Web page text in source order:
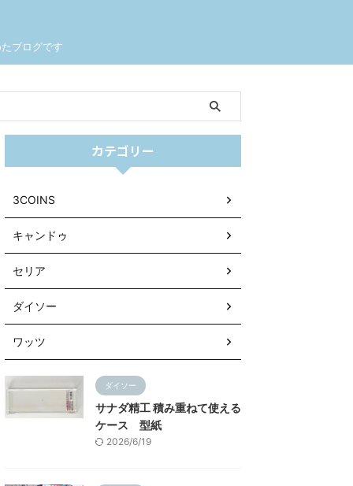
ブログです
カテゴリー
3COINS
キャンドゥ
セリア
ダイソー
ワッツ
ダイソー
サナダ精工 積み重ねて使える
ケース 型紙
2026/6/19